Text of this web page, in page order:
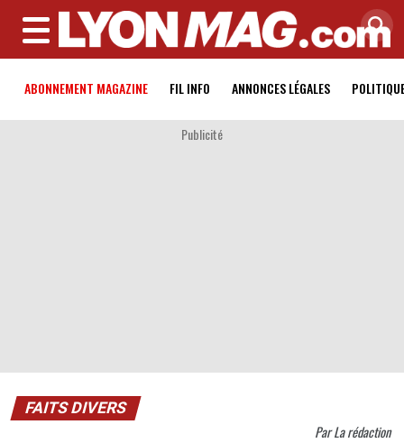
MENU
ABONNEMENT MAGAZINE FIL INFO ANNONCES LÉGALES
Publicité
FAITS DIVERS
ParLa rédaction